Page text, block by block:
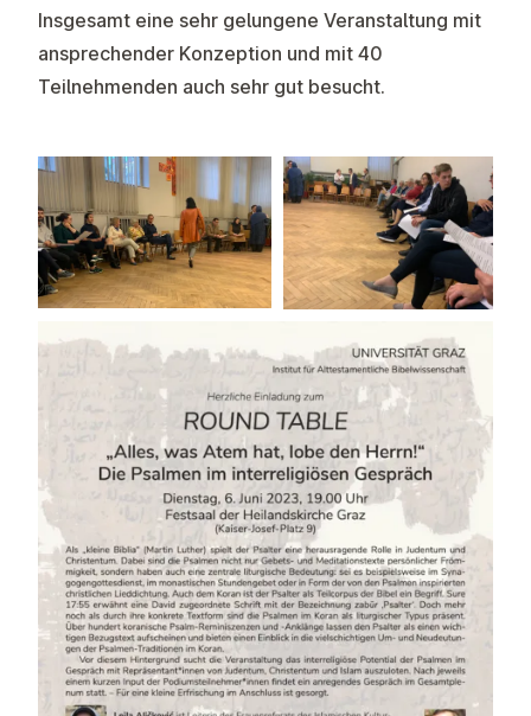
Insgesamt eine sehr gelungene Veranstaltung mit
ansprechender Konzeption und mit 40
Teilnehmenden auch sehr gut besucht.